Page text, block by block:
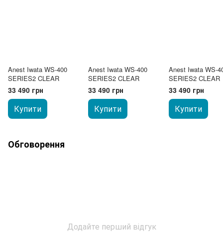
Anest Iwata WS-400
SERIES2 CLEAR
33 490 грн
Купити
Anest Iwata WS-400
SERIES2 CLEAR
33 490 грн
Купити
Anest Iwata WS-
SERIES2 CLEAR
33 490 грн
Купити
Обговорення
Додайте перший відгук